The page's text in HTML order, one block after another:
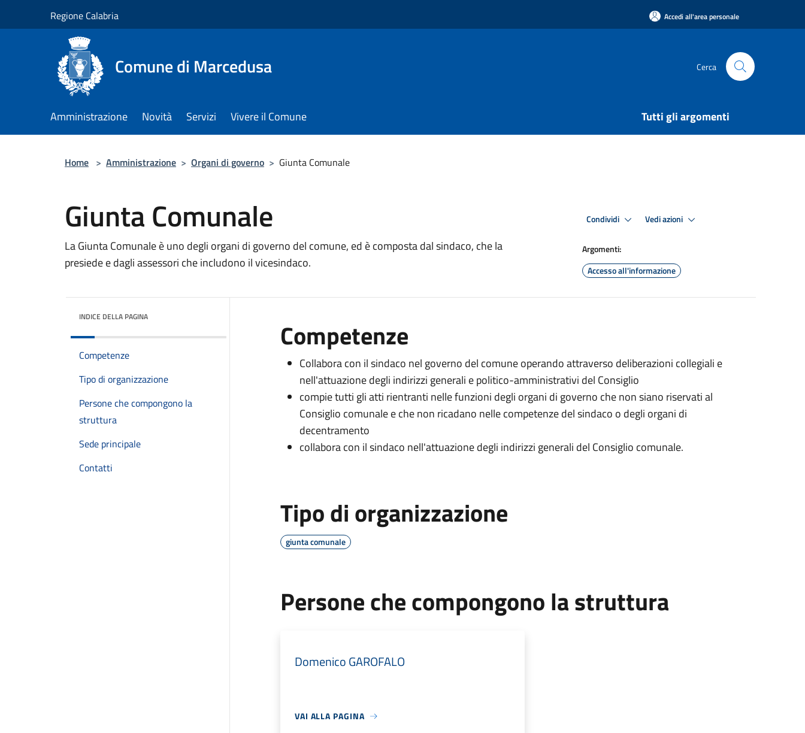
Regione Calabria Accedi all'area personale
Comune di Marcedusa Cerca
Amministrazione Novità Servizi Vivere il Comune Tutti gli argomenti
Home > Amministrazione > Organi di governo > Giunta Comunale
Giunta Comunale
La Giunta Comunale è uno degli organi di governo del comune, ed è composta dal sindaco, che la
presiede e dagli assessori che includono il vicesindaco.
Condividi Vedi azioni
Argomenti:
Accesso all'informazione
INDICE DELLA PAGINA
Competenze
Tipo di organizzazione
Persone che compongono la
struttura
Sede principale
Contatti
Competenze
Collabora con il sindaco nel governo del comune operando attraverso deliberazioni collegiali e
nell'attuazione degli indirizzi generali e politico-amministrativi del Consiglio
compie tutti gli atti rientranti nelle funzioni degli organi di governo che non siano riservati al
Consiglio comunale e che non ricadano nelle competenze del sindaco o degli organi di
decentramento
collabora con il sindaco nell'attuazione degli indirizzi generali del Consiglio comunale.
Tipo di organizzazione
giunta comunale
Persone che compongono la struttura
Domenico GAROFALO
VAI ALLA PAGINA